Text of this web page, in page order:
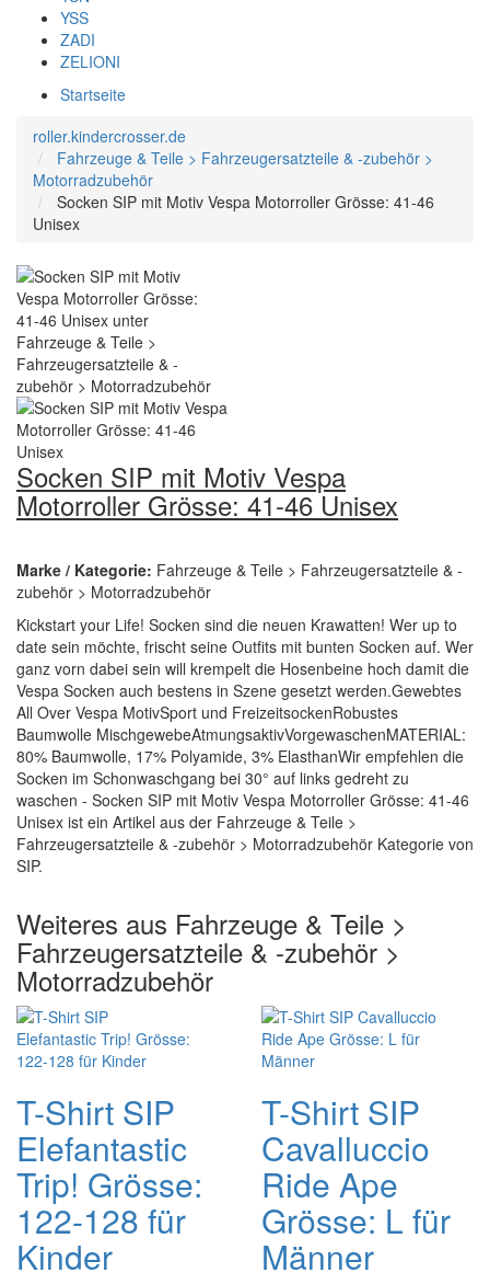
YSS
ZADI
ZELIONI
Startseite
roller.kindercrosser.de
Fahrzeuge & Teile > Fahrzeugersatzteile & -zubehör >
Motorradzubehör
Socken SIP mit Motiv Vespa Motorroller Grösse: 41-46
Unisex
Socken SIP mit Motiv Vespa
Motorroller Grösse: 41-46 Unisex
Marke / Kategorie: Fahrzeuge & Teile > Fahrzeugersatzteile & -
zubehör > Motorradzubehör
Kickstart your Life! Socken sind die neuen Krawatten! Wer up to
date sein möchte, frischt seine Outfits mit bunten Socken auf. Wer
ganz vorn dabei sein will krempelt die Hosenbeine hoch damit die
Vespa Socken auch bestens in Szene gesetzt werden.Gewebtes
All Over Vespa MotivSport und FreizeitsockenRobustes
Baumwolle MischgewebeAtmungsaktivVorgewaschenMATERIAL:
80% Baumwolle, 17% Polyamide, 3% ElasthanWir empfehlen die
Socken im Schonwaschgang bei 30° auf links gedreht zu
waschen - Socken SIP mit Motiv Vespa Motorroller Grösse: 41-46
Unisex ist ein Artikel aus der Fahrzeuge & Teile >
Fahrzeugersatzteile & -zubehör > Motorradzubehör Kategorie von
SIP.
Weiteres aus Fahrzeuge & Teile >
Fahrzeugersatzteile & -zubehör >
Motorradzubehör
T-Shirt SIP
Elefantastic
Trip! Grösse:
122-128 für
Kinder
T-Shirt SIP
Cavalluccio
Ride Ape
Grösse: L für
Männer